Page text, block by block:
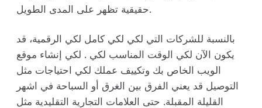
حقيقية تظهر على المدى الطويل.
بالنسبة للشركات التي لكي لكي كامل لكي الرقمية، قد
يكون الآن لكي الوقت المناسب لكي . لكي إنشاء موقع
الويب الخاص بك وتكييف عملك لكي احتياجات مثل
التوصيل قد يعني الفرق بين الغرق أو السباحة في اشهر
القليلة المقبلة. حتى العلامات التجارية التقليدية مثل